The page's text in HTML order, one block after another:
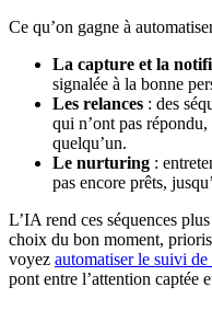
Ce qu’on gagne à
La capture et la
signalée à la bonne
Les relances : des
qui n’ont pas
quelqu’un.
Le nurturing :
pas encore prêts,
L’IA rend ces séquences
choix du bon moment,
voyez automatiser le suivi de
pont entre l’attention captée